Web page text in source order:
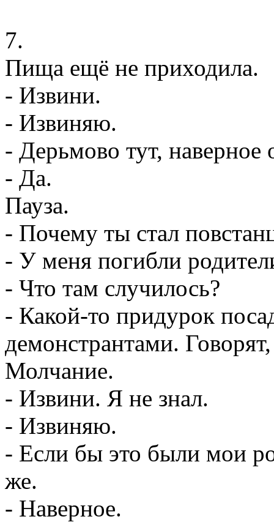
7.
Пища ещё не приходила.
- Извини.
- Извиняю.
- Дерьмово тут, наверное
- Да.
Пауза.
- Почему ты стал
- У меня погибли
- Что там случилось?
- Какой-то придурок
демонстрантами.
Молчание.
- Извини. Я не знал.
- Извиняю.
- Если бы это были мои
же.
- Наверное.